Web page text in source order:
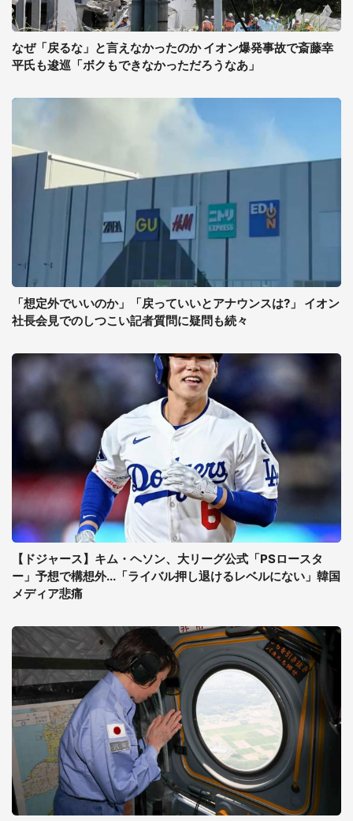
なぜ「戻るな」と言えなかったのか イオン爆発事故で斎藤幸
平氏も逡巡「ボクもできなかっただろうなあ」
「想定外でいいのか」「戻っていいとアナウンスは?」 イオン
社長会見でのしつこい記者質問に疑問も続々
【ドジャース】キム・ヘソン、大リーグ公式「PSロースタ
ー」予想で構想外...「ライバル押し退けるレベルにない」韓国
メディア悲痛